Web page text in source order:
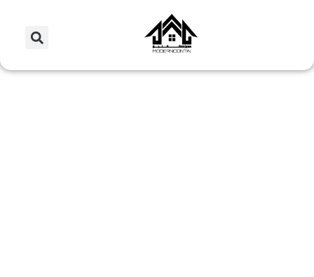
کاربرد ساندویچ پانل
مدیرروشن 10/04/2022